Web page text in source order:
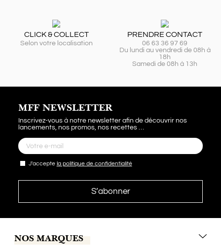
CLICK & COLLECT
Selon votre localisation
PRENDRE CONTACT
06 63 36 97 69
Du lundi au vendredi de 08h à
18h
Samedi de 08h à 13h
MFF NEWSLETTER
Inscrivez-vous à notre newsletter afin de découvrir nos
lancements, nos promos, nos recettes …
J'accepte la politique de confidentialité
NOS MARQUES